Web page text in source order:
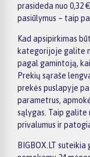
prasideda nuo 0,32
pasiūlymus – taip
Kad apsipirkimas
kategorijoje galite
pagal gamintoją,
Prekių sąraše
prekės puslapyje
parametrus,
sąlygas. Taip
privalumus ir
BIGBOX.LT